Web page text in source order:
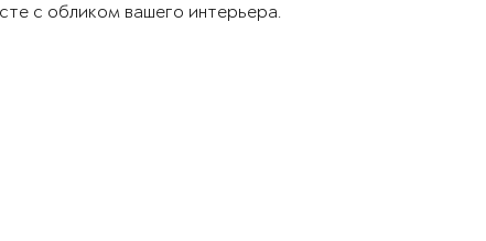
с обликом вашего интерьера.